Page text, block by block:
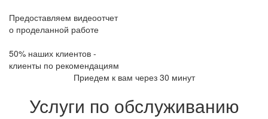
Предоставляем видеоотчет
о проделанной работе
50% наших клиентов -
клиенты по рекомендациям
Приедем к вам через 30 минут
Услуги по обслуживанию